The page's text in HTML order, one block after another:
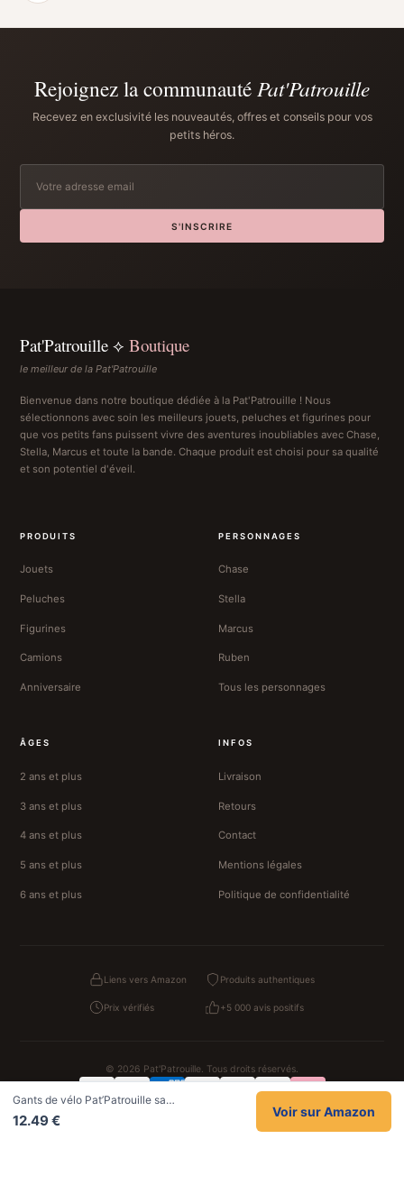
Rejoignez la communauté Pat'Patrouille
Recevez en exclusivité les nouveautés, offres et conseils pour vos
petits héros.
S'INSCRIRE
Pat'Patrouille ⟡ Boutique
le meilleur de la Pat'Patrouille
Bienvenue dans notre boutique dédiée à la Pat'Patrouille ! Nous
sélectionnons avec soin les meilleurs jouets, peluches et figurines pour
que vos petits fans puissent vivre des aventures inoubliables avec Chase,
Stella, Marcus et toute la bande. Chaque produit est choisi pour sa qualité
et son potentiel d'éveil.
PRODUITS
Jouets
Peluches
Figurines
Camions
Anniversaire
PERSONNAGES
Chase
Stella
Marcus
Ruben
Tous les personnages
ÂGES
2 ans et plus
3 ans et plus
4 ans et plus
5 ans et plus
6 ans et plus
INFOS
Livraison
Retours
Contact
Mentions légales
Politique de confidentialité
Liens vers Amazon Produits authentiques
Prix vérifiés +5 000 avis positifs
© 2026 Pat'Patrouille. Tous droits réservés.
ConfidentialitéCGV Mentions légales
Gants de vélo Pat’Patrouille sa…
12.49 €
Voir sur Amazon